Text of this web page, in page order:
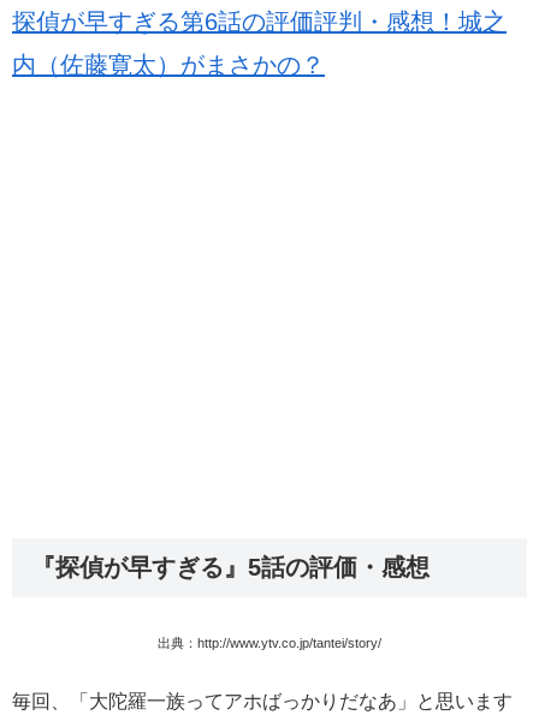
探偵が早すぎる第6話の評価評判・感想！城之
内（佐藤寛太）がまさかの？
『探偵が早すぎる』5話の評価・感想
出典：http://www.ytv.co.jp/tantei/story/
毎回、「大陀羅一族ってアホばっかりだなあ」と思います